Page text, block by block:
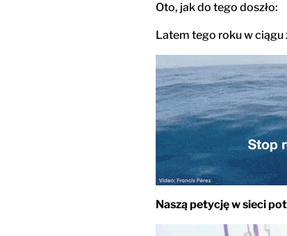
Oto, jak do tego doszło:
Latem tego roku w
Naszą petycję w sieci